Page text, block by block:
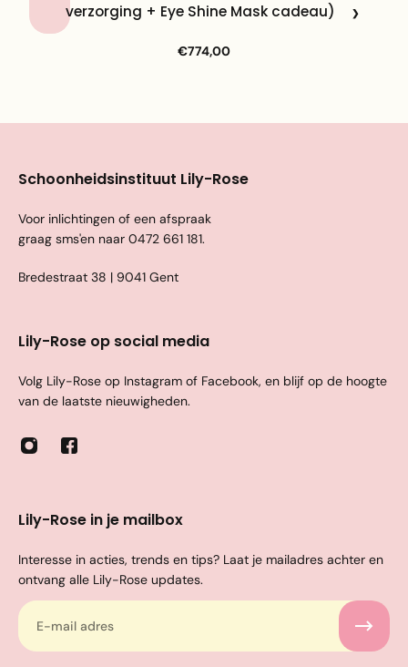
verzorging + Eye Shine Mask cadeau)
€774,00
Schoonheidsinstituut Lily-Rose
Voor inlichtingen of een afspraak
graag sms'en naar 0472 661 181.
Bredestraat 38 | 9041 Gent
Lily-Rose op social media
Volg Lily-Rose op Instagram of Facebook, en blijf op de hoogte
van de laatste nieuwigheden.
Lily-Rose in je mailbox
Interesse in acties, trends en tips? Laat je mailadres achter en
ontvang alle Lily-Rose updates.